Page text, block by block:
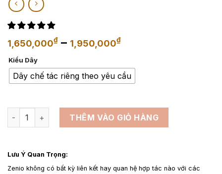
1,650,000₫ – 1,950,000₫Khoảng
từ
1,650,000₫
Kiểu Dây
Dây chế tác riêng theo yêu cầu
Dây da đồng hồ thay thế cho Gucci Interlocking Grammy-
THÊM VÀO GIỎ HÀNG
Lưu Ý Quan Trọng:
Zenio không có bất kỳ liên kết hay quan hệ hợp tác nào với các